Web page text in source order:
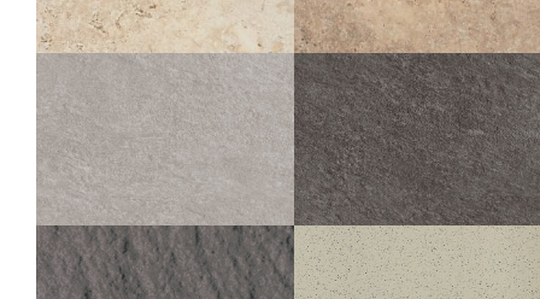
TIBER
LIGHT STRUCTURÉ ANTIDÉRAPANT
OUTDOOR PLUS 20MM
60X120 60X90 80X80
60X60 30X60 30X30
TIBER
NATURAL STRUCTURÉ ANTIDÉRAPANT
OUTDOOR PLUS 20MM
60X120 60X90 80X80
60X60 30X60 30X30